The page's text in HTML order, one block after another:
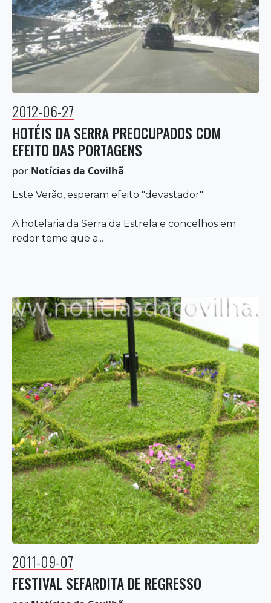
2012-06-27
HOTÉIS DA SERRA PREOCUPADOS COM
EFEITO DAS PORTAGENS
por Notícias da Covilhã
Este Verão, esperam efeito "devastador"
A hotelaria da Serra da Estrela e concelhos em
redor teme que a...
2011-09-07
FESTIVAL SEFARDITA DE REGRESSO